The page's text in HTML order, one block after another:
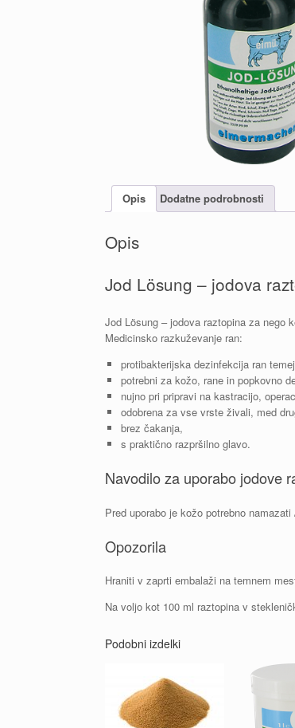
Opis Dodatne podrobnosti
Opis
Jod Lösung – jodova
Jod Lösung – jodova raztopina za nego
Medicinsko razkuževanje ran:
protibakterijska dezinfekcija ran
potrebni za kožo, rane in popkovno
nujno pri pripravi na kastracijo,
odobrena za vse vrste živali, med
brez čakanja,
s praktično razpršilno glavo.
Navodilo za uporabo jodove
Pred uporabo je kožo potrebno
Opozorila
Hraniti v zaprti embalaži na temnem
Na voljo kot 100 ml raztopina v
Podobni izdelki